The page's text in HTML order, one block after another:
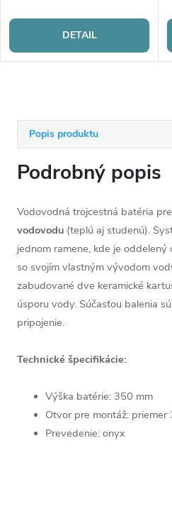
Popis produktu
Podrobný popis
Vodovodná trojcestná batéria pre
vodovodu (teplú aj studenú).
jednom ramene, kde je
so svojím vlastným vývodom
zabudované dve keramické
úsporu vody. Súčasťou balenia
pripojenie.
Technické špecifikácie:
Výška batérie: 350 mm
Otvor pre montáž: priemer
Prevedenie: onyx
DETAIL